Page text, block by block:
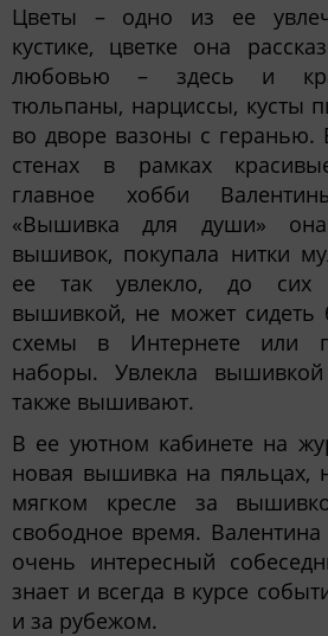
Цветы – одно из ее
кустике, цветке она
любовью – здесь и
тюльпаны, нарциссы, кусты
во дворе вазоны с
стенах в рамках
главное хобби
«Вышивка для души»
вышивок, покупала нитки
ее так увлекло, до сих
вышивкой, не может сидеть
схемы в Интернете или
наборы. Увлекла
также вышивают.
В ее уютном кабинете на
новая вышивка на пяльцах,
мягком кресле за
свободное время.
очень интересный
знает и всегда в курсе
и за рубежом.